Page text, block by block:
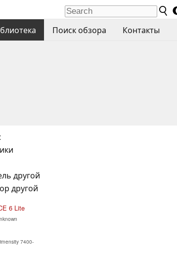
Поиск обзора Контакты
другой
другой
6 Lite
7400-